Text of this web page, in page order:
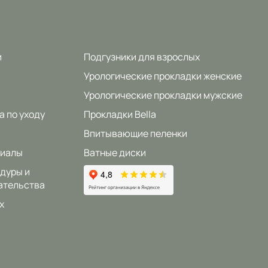
по уходу
и
Подгузники для взрослых
Урологические прокладки женские
Урологические прокладки мужские
Прокладки Bella
Впитывающие пеленки
Ватные диски